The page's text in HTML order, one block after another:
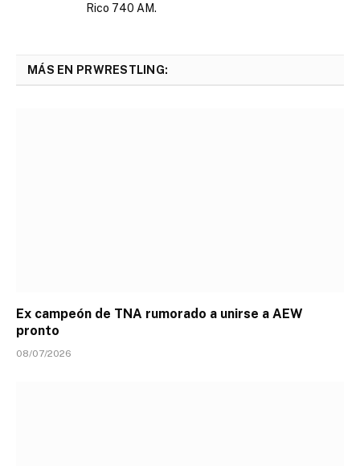
Rico 740 AM.
MÁS EN PRWRESTLING:
Ex campeón de TNA rumorado a unirse a AEW
pronto
08/07/2026